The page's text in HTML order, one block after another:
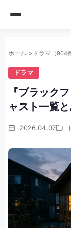
content
ホーム ドラマ （904
ドラマ
『ブラック
ャスト一覧
2026.04.07